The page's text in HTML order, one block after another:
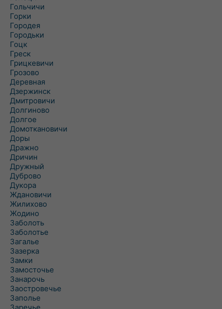
Гольчичи
Горки
Городея
Городьки
Гоцк
Греск
Грицкевичи
Грозово
Деревная
Дзержинск
Дмитровичи
Долгиново
Долгое
Домоткановичи
Доры
Дражно
Дричин
Дружный
Дуброво
Дукора
Ждановичи
Жилихово
Жодино
Заболоть
Заболотье
Загалье
Зазерка
Замки
Замосточье
Занарочь
Заостровечье
Заполье